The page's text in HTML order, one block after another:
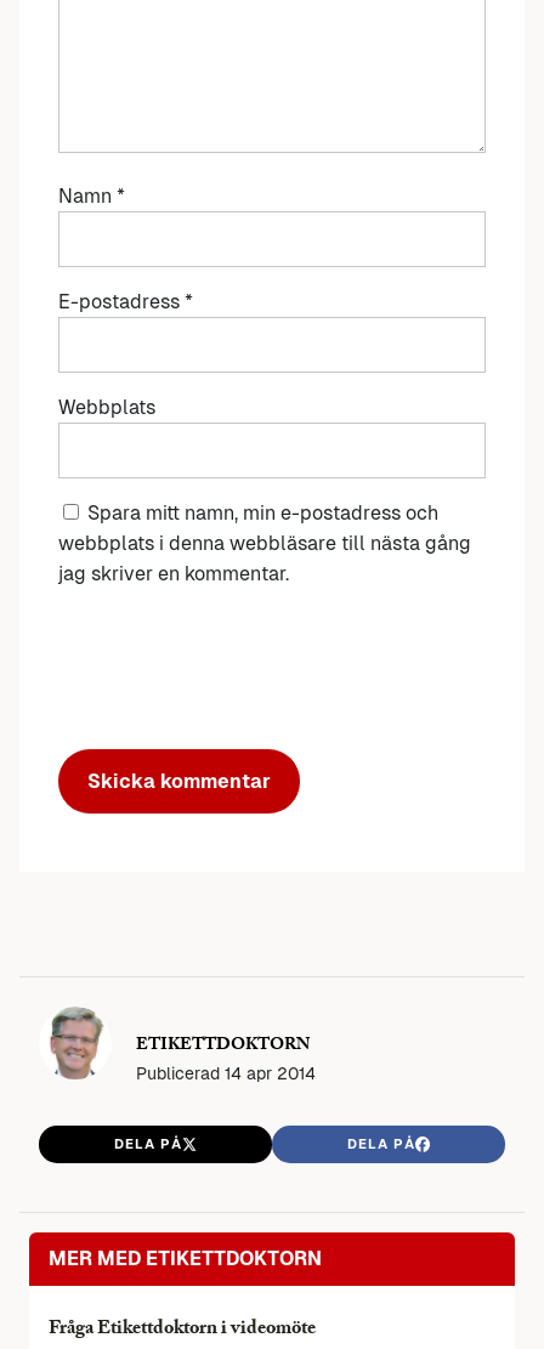
Namn *
E-postadress *
Webbplats
Spara mitt namn, min e-postadress och
webbplats i denna webbläsare till nästa gång
jag skriver en kommentar.
ETIKETTDOKTORN
Publicerad 14 apr 2014
DELA PÅ DELA PÅ
MER MED ETIKETTDOKTORN
Fråga Etikettdoktorn i videomöte